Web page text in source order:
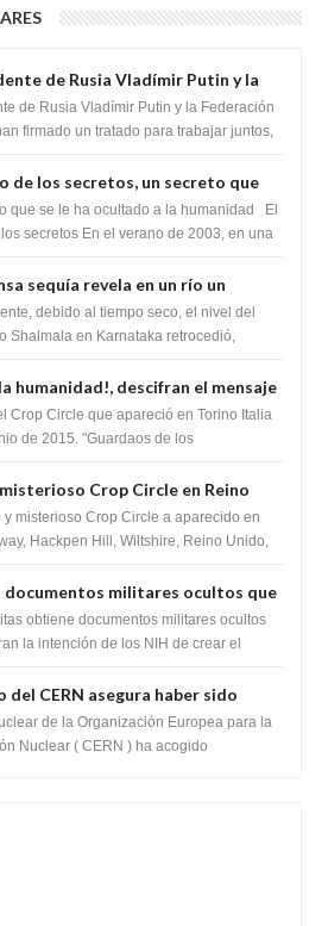
de Rusia Vladímir Putin y la
Galactica han firmado un
acabar con los Sionistas?
de Rusia Vladímir Putin y la Federación
firmado un tratado para trabajar juntos,
de los secretos, un secreto que
por completo el destino de la
que se le ha ocultado a la humanidad El
secretos En el verano de 2003, en una
sequía revela en un río un
hallazgo de miles de Shiva
debido al tiempo seco, el nivel del
Shalmala en Karnataka retrocedió,
humanidad!, descifran el mensaje
de Torino ,Italia
Crop Circle que apareció en Torino Italia
de 2015. "Guardaos de los
Crop Circle en Reino
de junio 2016
y misterioso Crop Circle a aparecido en
Hackpen Hill, Wiltshire, Reino Unido,
documentos militares ocultos que
la intención de los NIH de crear el
2, utilizando la investigación de
obtiene documentos militares ocultos
la intención de los NIH de crear el
del CERN asegura haber sido
seres de luz durante una
Colisionador de Hadrones
de la Organización Europea para la
Nuclear ( CERN ) ha acogido